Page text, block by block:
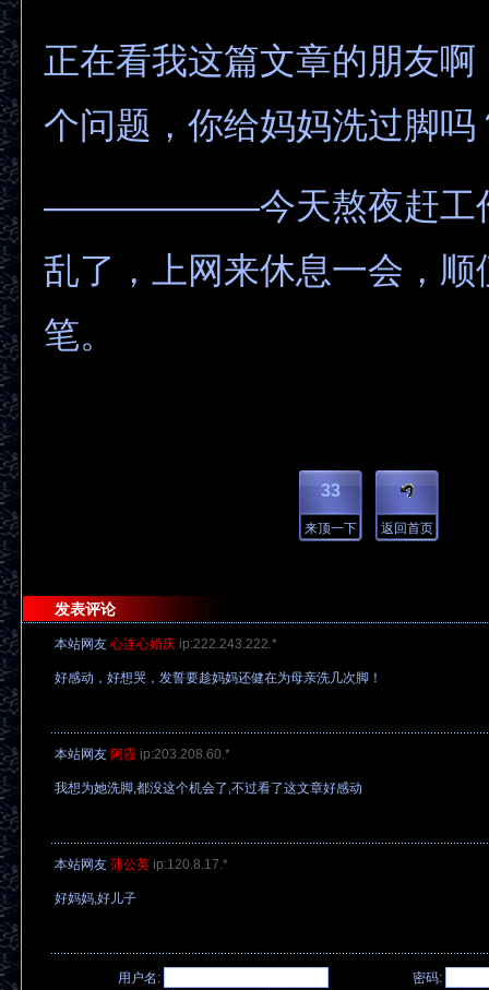
正在看我这篇文章的朋友啊
个问题，你给妈妈洗过脚吗
——————今天熬夜赶工
乱了，上网来休息一会，顺
笔。
33
来顶一下 返回首页
发表评论
本站网友 心连心婚庆 ip:222.243.222.*
好感动，好想哭，发誓要趁妈妈还健在为母亲洗几次脚！
本站网友 阿霞 ip:203.208.60.*
我想为她洗脚,都没这个机会了,不过看了这文章好感动
本站网友 蒲公英 ip:120.8.17.*
好妈妈,好儿子
用户名:
密码: